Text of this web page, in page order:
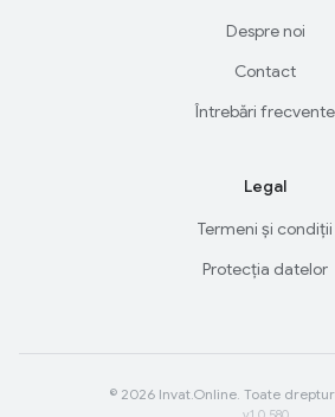
Despre noi
Contact
Întrebări frecvente
Legal
Termeni și condiții
Protecția datelor
© 2026 Invat.Online. Toate